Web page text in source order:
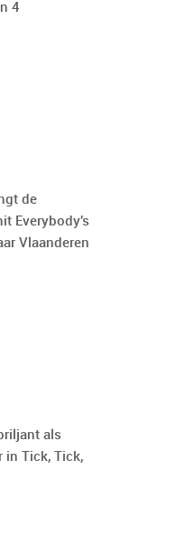
4
de
Everybody's
Vlaanderen
als
in Tick, Tick,